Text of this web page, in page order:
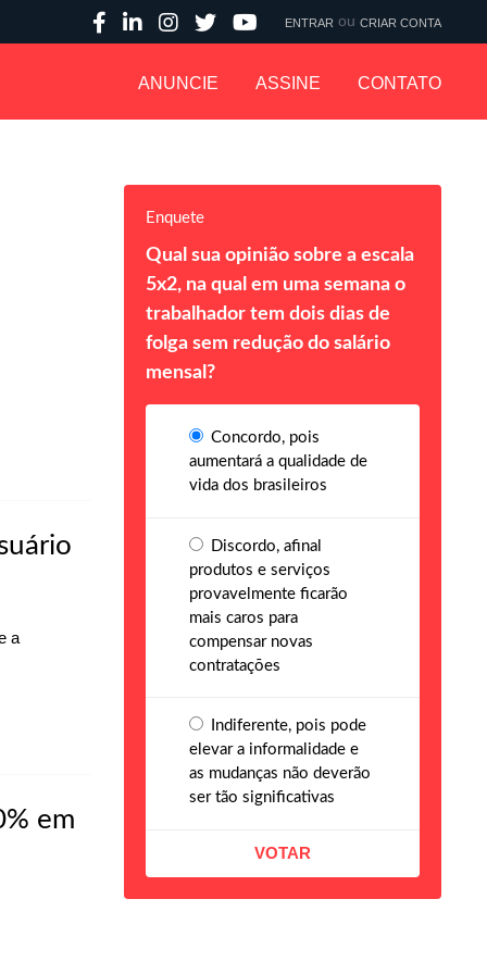
ANUNCIE ASSINE CONTATO
ENTRAR ou CRIAR CONTA
a
em
Enquete
Qual sua opinião sobre a escala
5x2, na qual em uma semana o
trabalhador tem dois dias de
folga sem redução do salário
mensal?
Concordo, pois
aumentará a qualidade de
vida dos brasileiros
Discordo, afinal
produtos e serviços
provavelmente ficarão
mais caros para
compensar novas
contratações
Indiferente, pois pode
elevar a informalidade e
as mudanças não deverão
ser tão significativas